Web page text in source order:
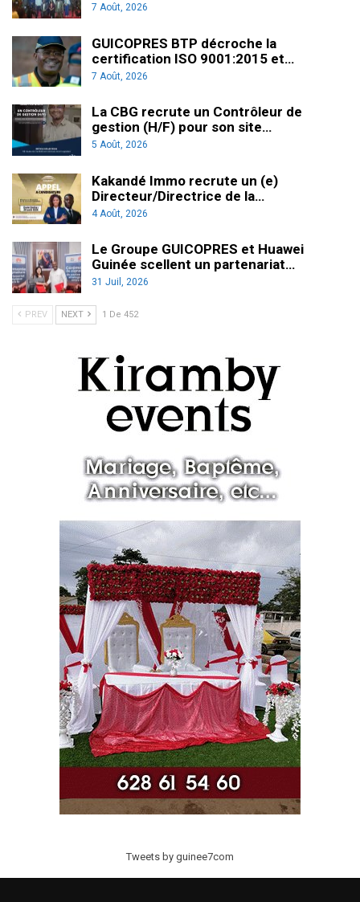
7 Août, 2026
GUICOPRES BTP décroche la
certification ISO 9001:2015 et…
7 Août, 2026
La CBG recrute un Contrôleur de
gestion (H/F) pour son site…
5 Août, 2026
Kakandé Immo recrute un (e)
Directeur/Directrice de la…
4 Août, 2026
Le Groupe GUICOPRES et Huawei
Guinée scellent un partenariat…
31 Juil, 2026
PREV NEXT 1 De 452
Tweets by guinee7com